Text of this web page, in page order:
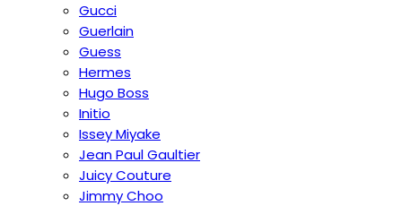
Gucci
Guerlain
Guess
Hermes
Hugo Boss
Initio
Issey Miyake
Jean Paul Gaultier
Juicy Couture
Jimmy Choo